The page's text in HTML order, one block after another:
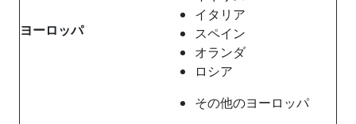
ヨーロッパ
イタリア
スペイン
オランダ
ロシア
その他のヨーロッパ